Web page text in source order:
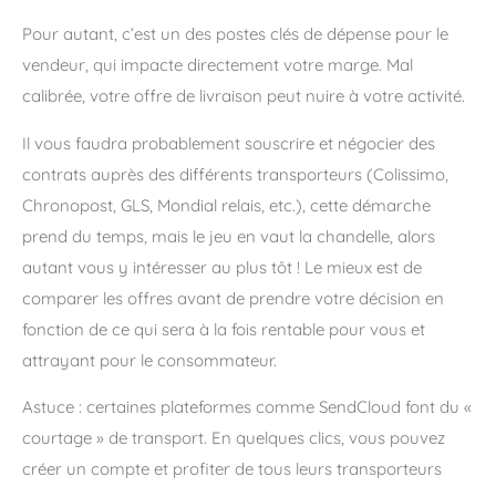
Pour autant, c’est un des postes clés de dépense pour le
vendeur, qui impacte directement votre marge. Mal
calibrée, votre offre de livraison peut nuire à votre activité.
Il vous faudra probablement souscrire et négocier des
contrats auprès des différents transporteurs (Colissimo,
Chronopost, GLS, Mondial relais, etc.), cette démarche
prend du temps, mais le jeu en vaut la chandelle, alors
autant vous y intéresser au plus tôt ! Le mieux est de
comparer les offres avant de prendre votre décision en
fonction de ce qui sera à la fois rentable pour vous et
attrayant pour le consommateur.
Astuce : certaines plateformes comme SendCloud font du «
courtage » de transport. En quelques clics, vous pouvez
créer un compte et profiter de tous leurs transporteurs